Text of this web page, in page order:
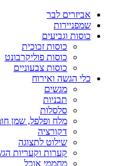
אביזרים לבר
שמפניירות
כוסות וגביעים
כוסות זכוכית
כוסות פוליקרבונט
כוסות צבעוניים
כלי הגשה ואירוח
מגשים
תבניות
סלסלות
מלח ופלפל, שמן
דקורציה
שילוט לתצוגה
קערות וקעריות
מחממי אוכל